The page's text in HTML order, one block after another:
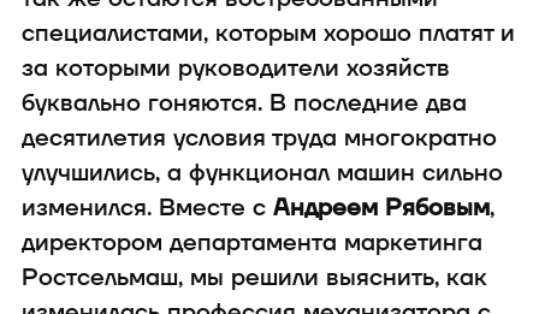
В конфигуратор
специалистами, которым хорошо платят и
за которыми руководители хозяйств
буквально гоняются. В последние два
десятилетия условия труда многократно
улучшились, а функционал машин сильно
изменился. Вместе с Андреем Рябовым,
директором департамента маркетинга
Ростсельмаш, мы решили выяснить, как